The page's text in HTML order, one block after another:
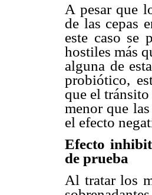
A pesar que
de las cepas
este caso se
hostiles más
alguna de
probiótico,
que el
menor que
el efecto
Efecto
de prueba
Al tratar los